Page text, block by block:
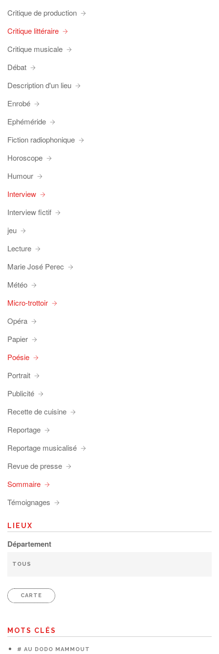
Critique de production
Critique littéraire
Critique musicale
Débat
Description d'un lieu
Enrobé
Ephéméride
Fiction radiophonique
Horoscope
Humour
Interview
Interview fictif
jeu
Lecture
Marie José Perec
Météo
Micro-trottoir
Opéra
Papier
Poésie
Portrait
Publicité
Recette de cuisine
Reportage
Reportage musicalisé
Revue de presse
Sommaire
Témoignages
LIEUX
Département
CARTE
MOTS CLÉS
# AU DODO MAMMOUT